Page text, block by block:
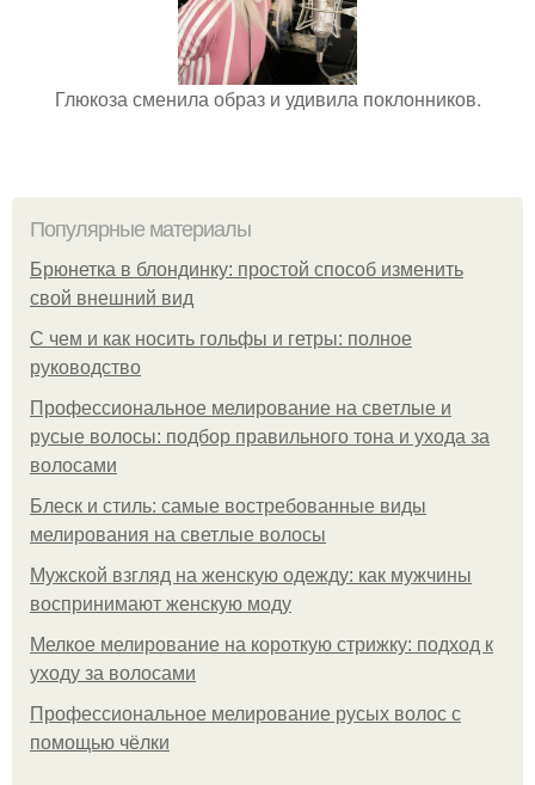
Глюкоза сменила образ и удивила поклонников.
Популярные материалы
Брюнетка в блондинку: простой способ изменить
свой внешний вид
С чем и как носить гольфы и гетры: полное
руководство
Профессиональное мелирование на светлые и
русые волосы: подбор правильного тона и ухода за
волосами
Блеск и стиль: самые востребованные виды
мелирования на светлые волосы
Мужской взгляд на женскую одежду: как мужчины
воспринимают женскую моду
Мелкое мелирование на короткую стрижку: подход к
уходу за волосами
Профессиональное мелирование русых волос с
помощью чёлки